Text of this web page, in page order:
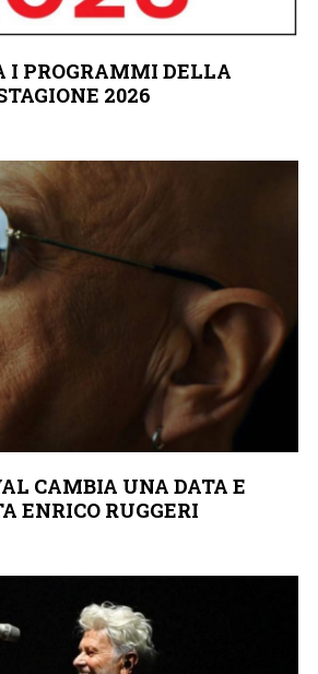
I PROGRAMMI DELLA
2026
CAMBIA UNA DATA E
ENRICO RUGGERI